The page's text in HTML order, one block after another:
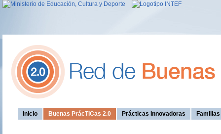
Inicio Buenas PrácTICas 2.0 Prácticas Innovadoras